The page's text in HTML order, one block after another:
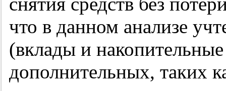
что в данном анализе
(вклады и накопительные
дополнительных, таких